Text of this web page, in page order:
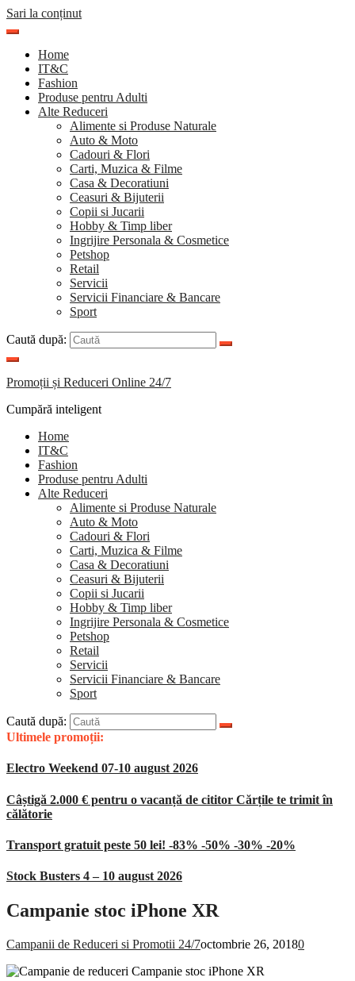
Sari la conținut
Home
IT&C
Fashion
Produse pentru Adulti
Alte Reduceri
Alimente si Produse Naturale
Auto & Moto
Cadouri & Flori
Carti, Muzica & Filme
Casa & Decoratiuni
Ceasuri & Bijuterii
Copii si Jucarii
Hobby & Timp liber
Ingrijire Personala & Cosmetice
Petshop
Retail
Servicii
Servicii Financiare & Bancare
Sport
Caută după:
Promoții și Reduceri Online 24/7
Cumpără inteligent
Home
IT&C
Fashion
Produse pentru Adulti
Alte Reduceri
Alimente si Produse Naturale
Auto & Moto
Cadouri & Flori
Carti, Muzica & Filme
Casa & Decoratiuni
Ceasuri & Bijuterii
Copii si Jucarii
Hobby & Timp liber
Ingrijire Personala & Cosmetice
Petshop
Retail
Servicii
Servicii Financiare & Bancare
Sport
Caută după:
Ultimele promoții:
Electro Weekend 07-10 august 2026
Câștigă 2.000 € pentru o vacanță de cititor Cărțile te trimit în
călătorie
Transport gratuit peste 50 lei! -83% -50% -30% -20%
Stock Busters 4 – 10 august 2026
Campanie stoc iPhone XR
Campanii de Reduceri si Promotii 24/7octombrie 26, 20180